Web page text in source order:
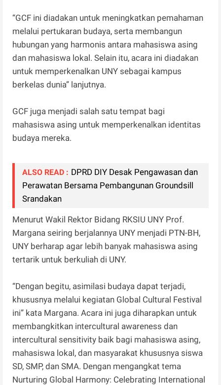
“GCF ini diadakan untuk meningkatkan pemahaman
melalui pertukaran budaya, serta membangun
hubungan yang harmonis antara mahasiswa asing
dan mahasiswa lokal. Selain itu, acara ini diadakan
untuk memperkenalkan UNY sebagai kampus
berkelas dunia” lanjutnya.
GCF juga menjadi salah satu tempat bagi
mahasiswa asing untuk memperkenalkan identitas
budaya mereka.
ALSO READ : DPRD DIY Desak Pengawasan dan
Perawatan Bersama Pembangunan Groundsill
Srandakan
Menurut Wakil Rektor Bidang RKSIU UNY Prof.
Margana seiring berjalannya UNY menjadi PTN-BH,
UNY berharap agar lebih banyak mahasiswa asing
tertarik untuk berkuliah di UNY.
“Dengan begitu, asimilasi budaya dapat terjadi,
khususnya melalui kegiatan Global Cultural Festival
ini” kata Margana. Acara ini juga diharapkan untuk
membangkitkan intercultural awareness dan
intercultural sensitivity baik bagi mahasiswa asing,
mahasiswa lokal, dan masyarakat khususnya siswa
SD, SMP, dan SMA. Dengan mengangkat tema
Nurturing Global Harmony: Celebrating International